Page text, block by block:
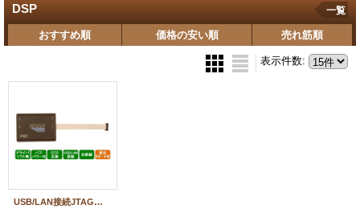
DSP 一覧
おすすめ順 価格の安い順 売れ筋順
表示件数:
USB/LAN接続JTAGエミュレータ 絶縁型